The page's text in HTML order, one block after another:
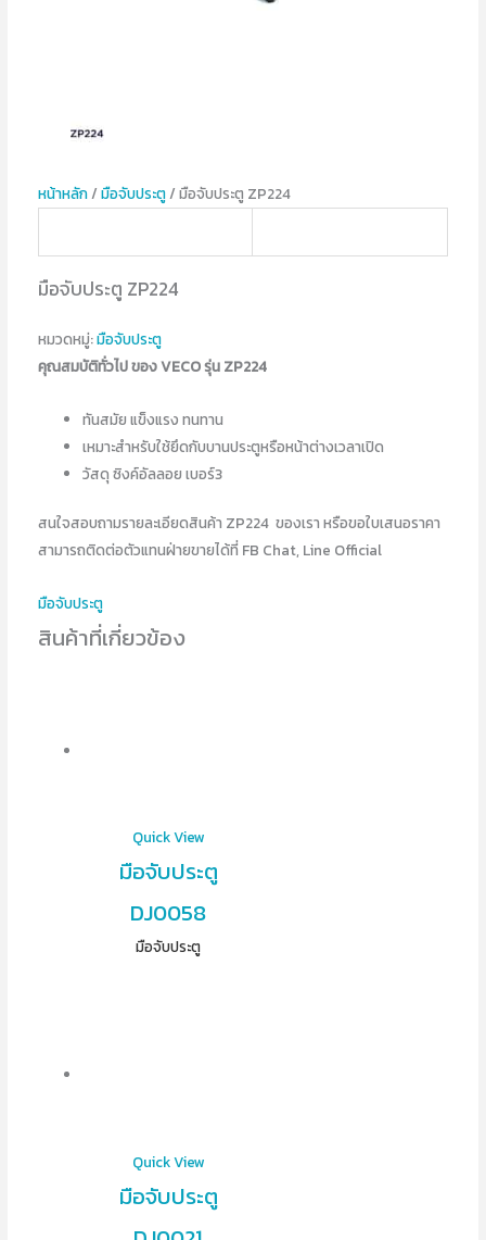
หน้าหลัก/ มือจับประตู/ มือจับประตู ZP224
มือจับประตู ZP224
หมวดหมู่:มือจับประตู
คุณสมบัติทั่วไป ของ VECO รุ่น ZP224
ทันสมัย แข็งแรง ทนทาน
เหมาะสำหรับใช้ยึดกับบานประตูหรือหน้าต่างเวลาเปิด
วัสดุ ซิงค์อัลลอย เบอร์3
สนใจสอบถามรายละเอียดสินค้า ZP224 ของเรา หรือขอใบเสนอราคา
สามารถติดต่อตัวแทนฝ่ายขายได้ที่ FB Chat, Line Official
มือจับประตู
สินค้าที่เกี่ยวข้อง
Quick View
มือจับประตู
DJ0058
มือจับประตู
Quick View
มือจับประตู